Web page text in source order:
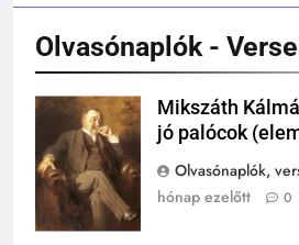
Olvasónaplók -
Mikszáth
Kálmán
Mikszáth
jó palócok
Olvasónaplók,
hónap ezelőtt
0
KI TALÁLTA FEL
TÖRTÉNELEM
242
Kik voltak a
TÖRTÉNELEM